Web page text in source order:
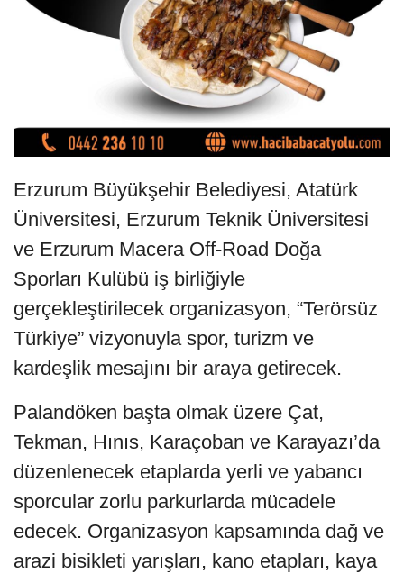
Erzurum Büyükşehir Belediyesi, Atatürk
Üniversitesi, Erzurum Teknik Üniversitesi
ve Erzurum Macera Off-Road Doğa
Sporları Kulübü iş birliğiyle
gerçekleştirilecek organizasyon, “Terörsüz
Türkiye” vizyonuyla spor, turizm ve
kardeşlik mesajını bir araya getirecek.
Palandöken başta olmak üzere Çat,
Tekman, Hınıs, Karaçoban ve Karayazı’da
düzenlenecek etaplarda yerli ve yabancı
sporcular zorlu parkurlarda mücadele
edecek. Organizasyon kapsamında dağ ve
arazi bisikleti yarışları, kano etapları, kaya